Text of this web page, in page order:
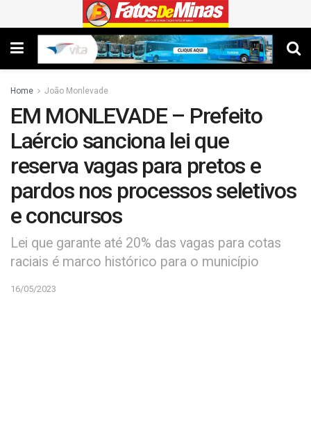
Home João Monlevade
EM MONLEVADE – Prefeito
Laércio sanciona lei que
reserva vagas para pretos e
pardos nos processos seletivos
e concursos
Lei que garante até 20% das vagas para cotas
raciais é marco histórico para o município
16/05/2023